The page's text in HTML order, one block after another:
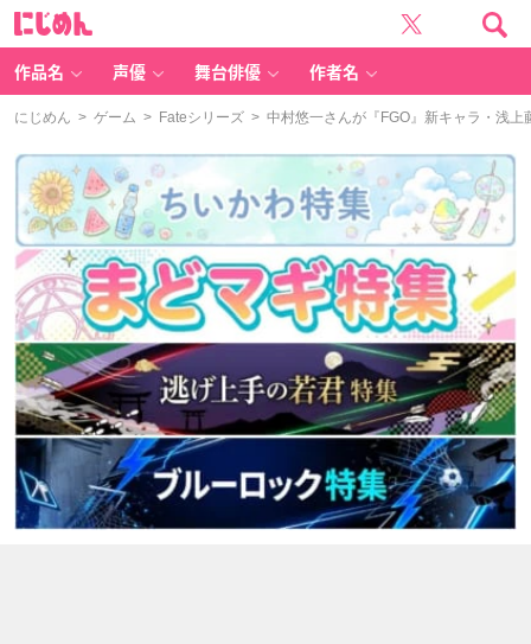
作品名 声優 舞台俳優 作者名
にじめん > ゲーム > Fateシリーズ > 中村悠一さんが『FGO』新キャラ・浅上